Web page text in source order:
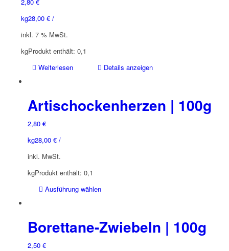
28,00 €/
kg
inkl. 7 % MwSt.
Produkt enthält: 0,1
kg
Weiterlesen
Details anzeigen
Artischockenherzen | 100g
2,80 €
28,00 €/
kg
inkl. MwSt.
Produkt enthält: 0,1
kg
Ausführung wählen
mehrere
Varianten
Borettane-Zwiebeln | 100g
2,50 €